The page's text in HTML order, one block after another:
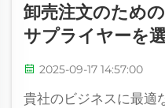
卸売注文のため
サプライヤーを
2025-09-17 14:57:00
貴社のビジネスに最適